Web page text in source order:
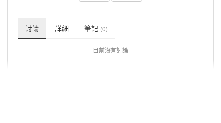
討論 詳細 筆記 (0)
目前沒有討論